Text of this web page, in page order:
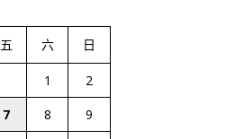
五 六 日
1
2
7 8
9